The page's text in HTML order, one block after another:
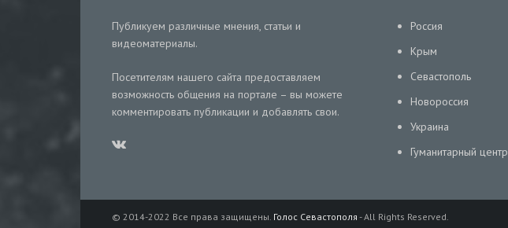
Публикуем различные мнения, статьи и
видеоматериалы.
Посетителям нашего сайта предоставляем
возможность общения на портале – вы можете
комментировать публикации и добавлять свои.
Россия
Крым
Севастополь
Новороссия
Украина
Гуманитарный центр
© 2014-2022 Все права защищены. Голос Севастополя - All Rights Reserved.